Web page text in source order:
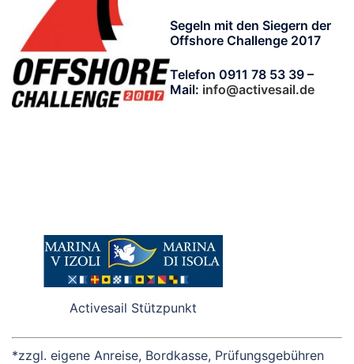
Segeln mit den Siegern der
Offshore Challenge 2017
Telefon 0911 78 53 39 –
Mail: info@activesail.de
Activesail Stützpunkt
*zzgl. eigene Anreise, Bordkasse, Prüfungsgebühren